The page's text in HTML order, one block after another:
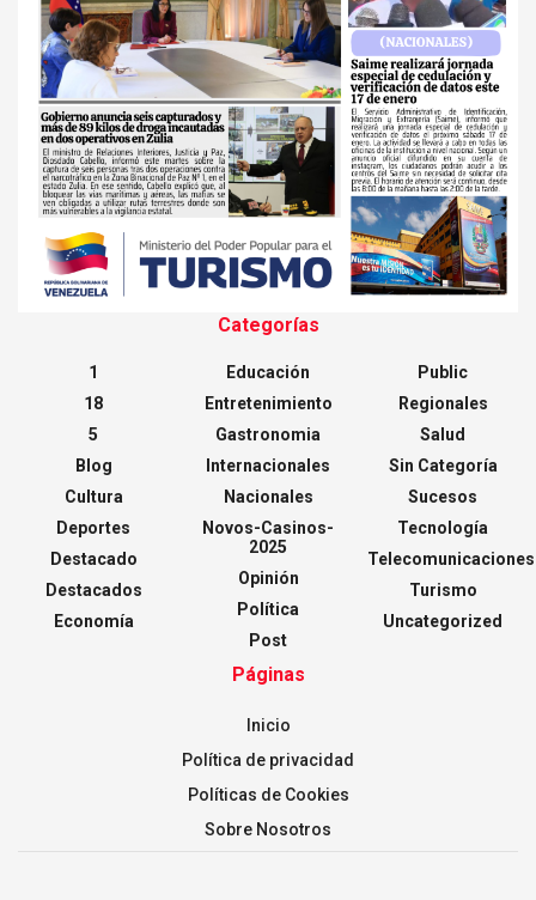
Categorías
1
18
5
Blog
Cultura
Deportes
Destacado
Destacados
Economía
Educación
Entretenimiento
Gastronomia
Internacionales
Nacionales
Novos-Casinos-
2025
Opinión
Política
Post
Public
Regionales
Salud
Sin Categoría
Sucesos
Tecnología
Telecomunicaciones
Turismo
Uncategorized
Páginas
Inicio
Política de privacidad
Políticas de Cookies
Sobre Nosotros